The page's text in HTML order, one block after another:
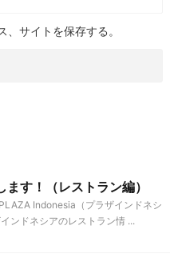
サイトを保存する。
す！（レストラン編）
Indonesia（プラザインドネシ
ンドネシアのレストラン情 ...